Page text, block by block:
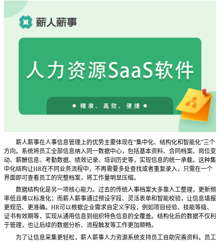
薪人薪事在人事信息管理上的优势主要体现在“集中化、结构化和智能化”三个
方向。系统将员工全部信息纳入同一数据中心，包括基本资料、合同档案、岗位变
动、薪酬信息、考勤数据、绩效记录、培训历史等，实现信息的统一承载。这种集
中化结构让HR在不同业务流程中，不再需要多处查找或者重复录入，只需在一个
界面即可查看员工的完整档案，将工作量明显压缩。
数据结构化是另一项核心能力。过去的传统人事档案大多靠人工整理，更新频
率低且难以标准化；而薪人薪事通过预设字段、灵活表单和智能校验，让信息填报
更规范、更准确。 HR可以根据企业需求自定义字段，例如项目经验、技能等级、
证书有效期等，实现从通用信息到组织特色信息的全覆盖。结构化后的数据不仅利
于管理，也让后续的数据分析、流程触发等工作更加顺畅。
为了让信息采集更轻松，薪人薪事人力资源系统支持员工自助完善资料。员工